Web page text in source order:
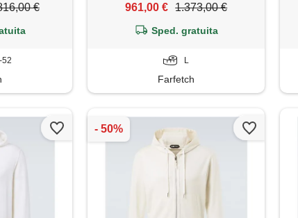
€
52
961,00 € 1.373,00 €
Sped. gratuita
L
Farfetch